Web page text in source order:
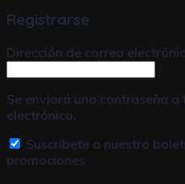
Registrarse
Dirección de correo
Se enviará una contraseña
electrónico.
Suscríbete a nuestro
promociones